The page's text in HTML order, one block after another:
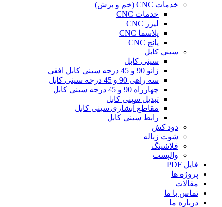
خدمات CNC (خم و برش)
خدمات CNC
لیزر CNC
پلاسما CNC
پانچ CNC
سینی کابل
سینی کابل
زانو 90 و 45 درجه سینی کابل افقی
سه راهی 90 و 45 درجه سینی کابل
چهارراه 90 و 45 درجه سینی کابل
تبدیل سینی کابل
مقاطع آبشاری سینی کابل
رابط سینی کابل
دود کش
شوت زباله
فلاشینگ
والپست
فایل PDF
پروژه ها
مقالات
تماس با ما
درباره ما